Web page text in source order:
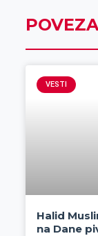
VESTI
Halid
na Dane